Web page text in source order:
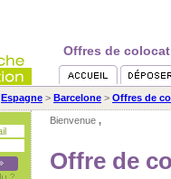
Offres de
Espagne > Barcelone > Offres de
Bienvenue ,
Offre de